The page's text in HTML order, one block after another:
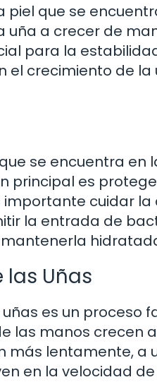
piel que se
uña a crecer de
para la
el crecimiento de la
se encuentra
principal es
importante cuidar
la entrada de
Uñas
es un proceso
las manos
más lentamente,
en la velocidad